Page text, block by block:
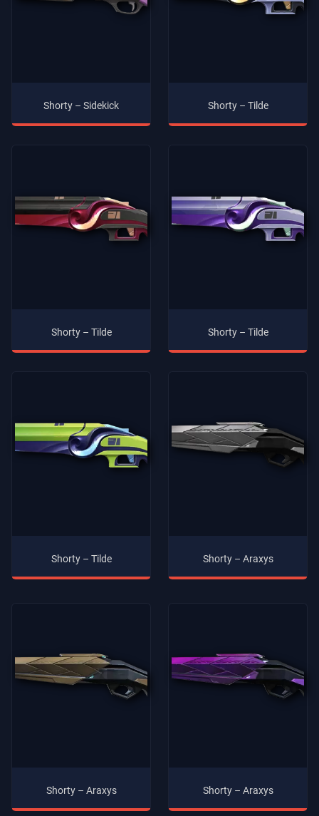
Shorty – Sidekick Shorty – Tilde
Shorty – Tilde Shorty – Tilde
Shorty – Tilde Shorty – Araxys
Shorty – Araxys Shorty – Araxys